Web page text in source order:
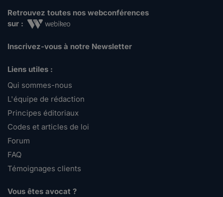
Retrouvez toutes nos webconférences
sur :
Inscrivez-vous à notre Newsletter
Liens utiles :
Qui sommes-nous
L'équipe de rédaction
Principes éditoriaux
Codes et articles de loi
Forum
FAQ
Témoignages clients
Vous êtes avocat ?